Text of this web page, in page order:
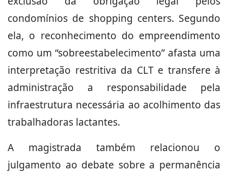
condomínios de shopping centers. Segundo
ela, o reconhecimento do empreendimento
como um “sobreestabelecimento” afasta uma
interpretação restritiva da CLT e transfere à
administração a responsabilidade pela
infraestrutura necessária ao acolhimento das
trabalhadoras lactantes.
A magistrada também relacionou o
julgamento ao debate sobre a permanência